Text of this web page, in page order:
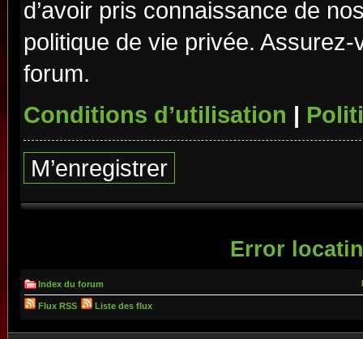
d’avoir pris connaissance de
politique de vie privée.
forum.
Conditions d’utilisation |
M’enregistrer
Error
Index du forum
Flux RSS Liste des flux